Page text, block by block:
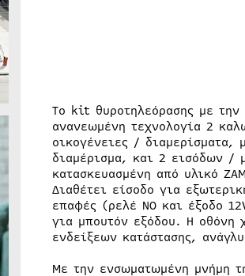
To kit θυροτηλεόρασης με
ανανεωμένη τεχνολογία 2
οικογένειες /
διαμέρισμα, και 2 εισόδων /
κατασκευασμένη από υλικό
Διαθέτει είσοδο για
επαφές (ρελέ ΝΟ και έξοδο
για μπουτόν εξόδου. Η οθόνη
ενδείξεων κατάστασης,
Με την ενσωματωμένη μνήμη